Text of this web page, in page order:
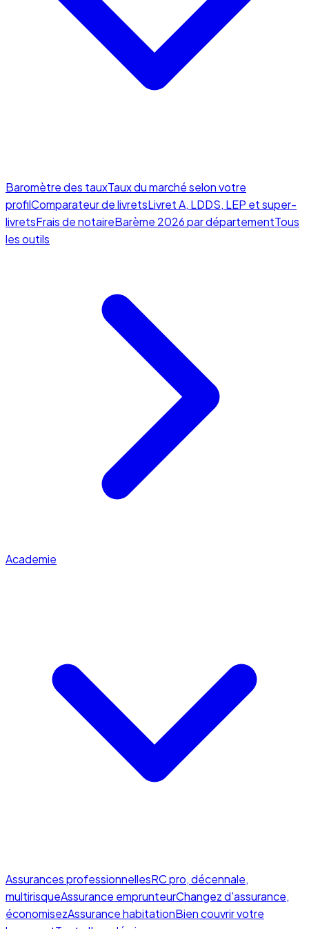
Baromètre des tauxTaux du marché selon votre
profilComparateur de livretsLivret A, LDDS, LEP et super-
livretsFrais de notaireBarème 2026 par départementTous
les outils
Academie
Assurances professionnellesRC pro, décennale,
multirisqueAssurance emprunteurChangez d'assurance,
économisezAssurance habitationBien couvrir votre